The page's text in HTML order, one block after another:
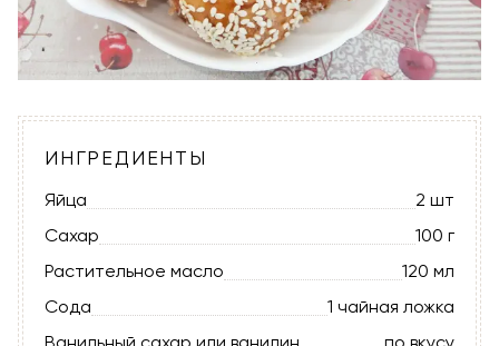
ИНГРЕДИЕНТЫ
Яйца
2 шт
Сахар
100 г
Растительное масло
120 мл
Сода
1 чайная ложка